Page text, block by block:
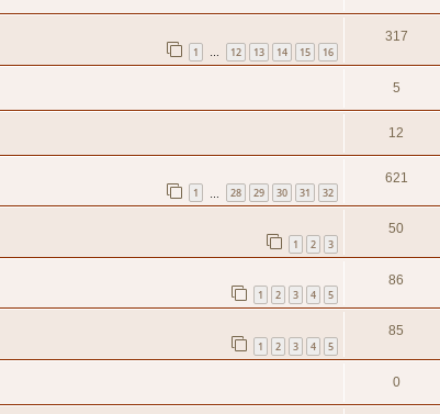
1 12 13 14 15 16
317
5
12
1 28 29 30 31 32
621
1 2 3
50
1 2 3 4 5
86
1 2 3 4 5
85
0